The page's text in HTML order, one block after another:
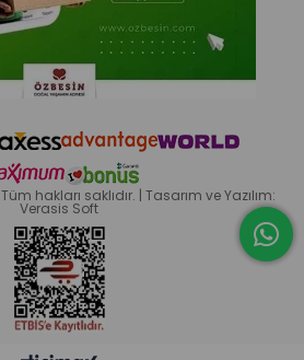
hakları saklıdır. | Tasarım ve Yazılım:
Verasis Soft